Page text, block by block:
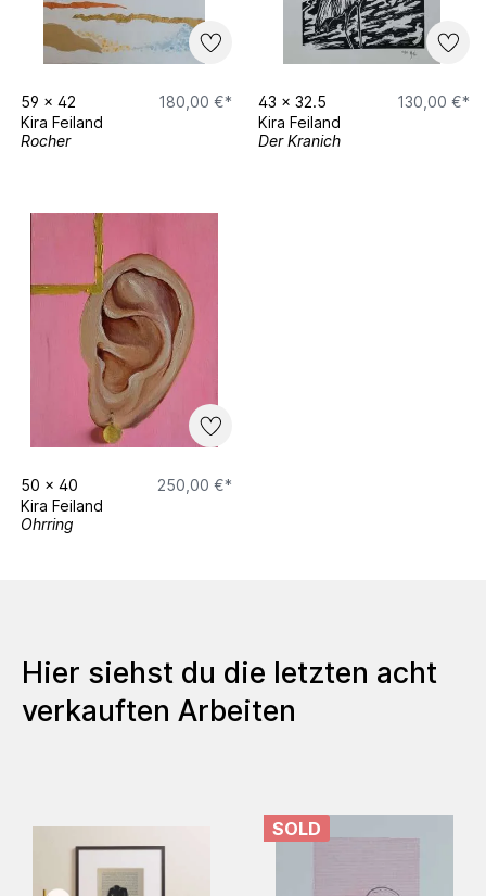
59 x 42
180,00 €*
Kira Feiland
Rocher
43 x 32.5
130,00 €*
Kira Feiland
Der Kranich
50 x 40
250,00 €*
Kira Feiland
Ohrring
Hier siehst du die letzten acht
verkauften Arbeiten
SOLD